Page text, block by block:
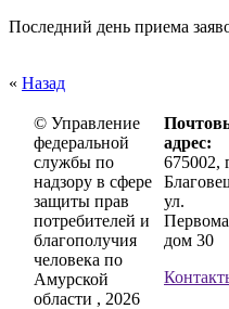
Последний день приема
« Назад
© Управление
федеральной
службы по
надзору в сфере
защиты прав
потребителей и
благополучия
человека по
Амурской
области , 2026
адрес:
675002,
ул.
дом 30